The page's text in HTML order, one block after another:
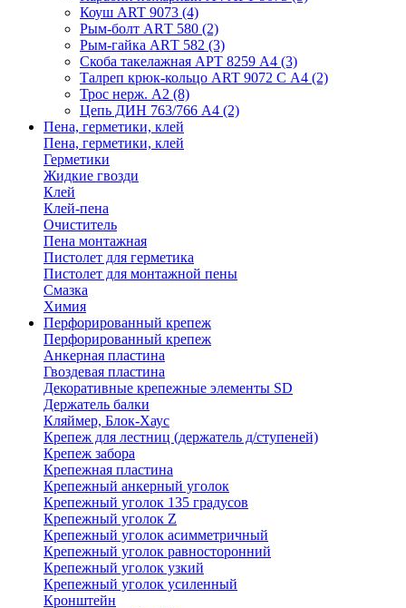
Коуш ART 9073 (4)
Рым-болт АRТ 580 (2)
Рым-гайка АRТ 582 (3)
Скоба такелажная АРТ 8259 А4 (3)
Талреп крюк-кольцо ART 9072 С A4 (2)
Трос нерж. А2 (8)
Цепь ДИН 763/766 А4 (2)
Пена, герметики, клей
Пена, герметики, клей
Герметики
Жидкие гвозди
Клей
Клей-пена
Очиститель
Пена монтажная
Пистолет для герметика
Пистолет для монтажной пены
Смазка
Химия
Перфорированный крепеж
Перфорированный крепеж
Анкерная пластина
Гвоздевая пластина
Декоративные крепежные элементы SD
Держатель балки
Кляймер, Блок-Хаус
Крепеж для лестниц (держатель д/ступеней)
Крепеж забора
Крепежная пластина
Крепежный анкерный уголок
Крепежный уголок 135 градусов
Крепежный уголок Z
Крепежный уголок асимметричный
Крепежный уголок равносторонний
Крепежный уголок узкий
Крепежный уголок усиленный
Кронштейн